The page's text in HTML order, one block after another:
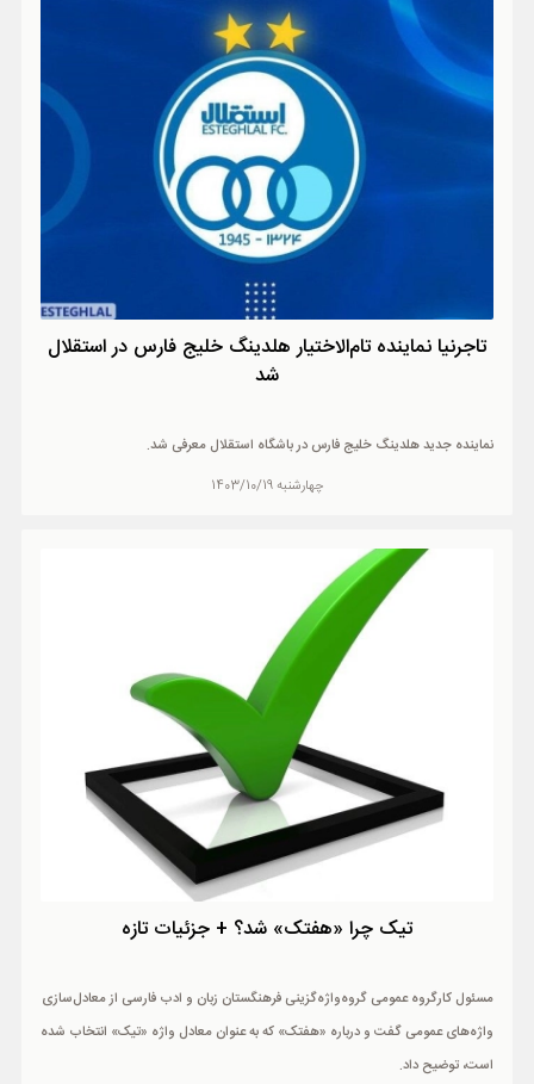
تاجرنیا نماینده تام‌الاختیار هلدینگ خلیج فارس در استقلال
شد
نماینده جدید هلدینگ خلیج فارس در باشگاه استقلال معرفی شد.
چهارشنبه 1403/10/19
تیک چرا «هفتک» شد؟ + جزئیات تازه
مسئول کارگروه عمومی گروه‌واژه‌گزینی فرهنگستان زبان و ادب فارسی از معادل‌سازی
واژه‌های عمومی گفت و درباره «هفتک» که به عنوان معادل واژه «تیک» انتخاب شده
است، توضیح داد.